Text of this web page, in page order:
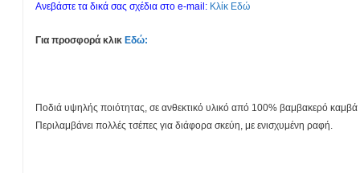
Ανεβάστε τα δικά σας σχέδια στο e-mail: Κλίκ Εδώ
Για προσφορά κλικ Εδώ:
Ποδιά υψηλής ποιότητας, σε ανθεκτικό υλικό από 100% βαμβακερό καμβά
Περιλαμβάνει πολλές τσέπες για διάφορα σκεύη, με ενισχυμένη ραφή.